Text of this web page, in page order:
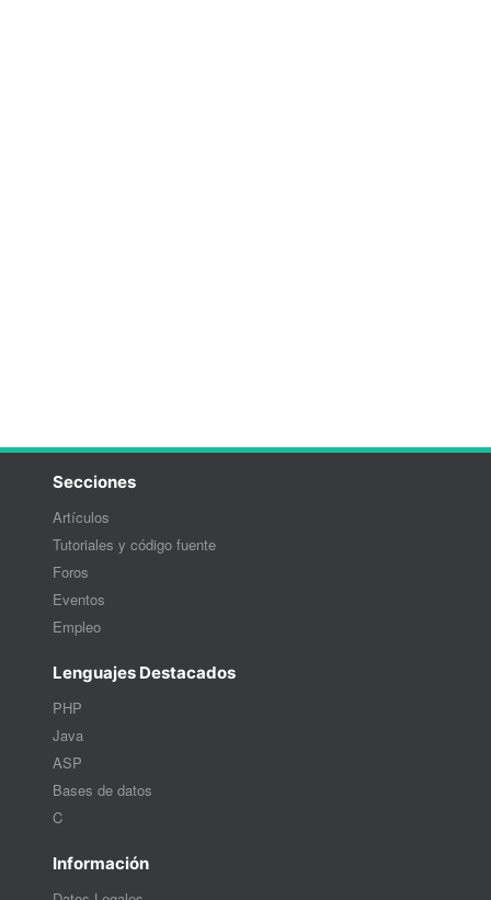
Secciones
Artículos
Tutoriales y código fuente
Foros
Eventos
Empleo
Lenguajes Destacados
PHP
Java
ASP
Bases de datos
C
Información